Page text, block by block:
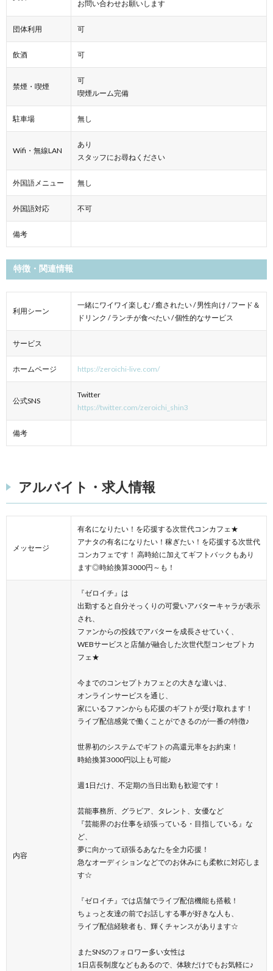
お問い合わせお願いします
団体利用 可
飲酒 可
禁煙・喫煙
可
喫煙ルーム完備
駐車場 無し
Wifi・無線LAN
あり
スタッフにお尋ねください
外国語メニュー 無し
外国語対応 不可
備考
特徴・関連情報
利用シーン
一緒にワイワイ楽しむ / 癒されたい / 男性向け / フード＆
ドリンク / ランチが食べたい / 個性的なサービス
サービス
ホームページ https://zeroichi-live.com/
公式SNS
Twitter
https://twitter.com/zeroichi_shin3
備考
アルバイト・求人情報
メッセージ
有名になりたい！を応援する次世代コンカフェ★
アナタの有名になりたい！稼ぎたい！を応援する次世代
コンカフェです！ 高時給に加えてギフトバックもあり
ます◎時給換算3000円～も！
内容
『ゼロイチ』は
出勤すると自分そっくりの可愛いアバターキャラが表示
され、
ファンからの投銭でアバターを成長させていく、
WEBサービスと店舗が融合した次世代型コンセプトカ
フェ★
今までのコンセプトカフェとの大きな違いは、
オンラインサービスを通じ、
家にいるファンからも応援のギフトが受け取れます！
ライブ配信感覚で働くことができるのが一番の特徴♪
世界初のシステムでギフトの高還元率をお約束！
時給換算3000円以上も可能♪
週1日だけ、不定期の当日出勤も歓迎です！
芸能事務所、グラビア、タレント、女優など
『芸能界のお仕事を頑張っている・目指している』な
ど、
夢に向かって頑張るあなたを全力応援！
急なオーディションなどでのお休みにも柔軟に対応しま
す☆
『ゼロイチ』では店舗でライブ配信機能も搭載！
ちょっと友達の前でお話しする事が好きな人も、
ライブ配信経験者も、輝くチャンスがあります☆
またSNSのフォロワー多い女性は
1日店長制度などもあるので、体験だけでもお気軽に♪